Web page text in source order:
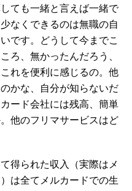
ても一緒と言えば一緒で
なくできるのは無職の自
です。どうして今までこ
ろ、無かったんだろう、
れを便利に感じるの。他
かな、自分が知らないだ
ード会社には残高、簡単
他のフリマサービスはど
得られた収入（実際はメ
は全てメルカードでの生